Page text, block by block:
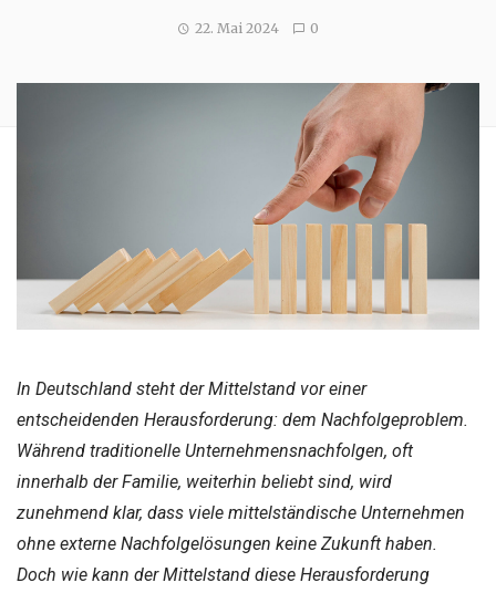
22. Mai 2024 0
In Deutschland steht der Mittelstand vor einer
entscheidenden Herausforderung: dem Nachfolgeproblem.
Während traditionelle Unternehmensnachfolgen, oft
innerhalb der Familie, weiterhin beliebt sind, wird
zunehmend klar, dass viele mittelständische Unternehmen
ohne externe Nachfolgelösungen keine Zukunft haben.
Doch wie kann der Mittelstand diese Herausforderung